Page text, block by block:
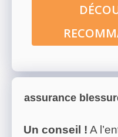
assurance
Un conseil ! A